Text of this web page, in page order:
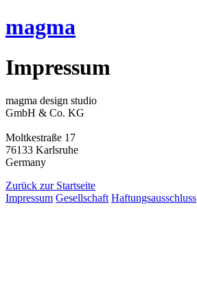
magma
Impressum
magma design studio
GmbH & Co. KG
Moltkestraße 17
76133 Karlsruhe
Germany
Zurück zur Startseite
Impressum Gesellschaft Haftungsausschluss